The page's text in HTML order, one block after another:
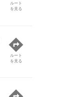
ルート
を見る
ルート
を見る